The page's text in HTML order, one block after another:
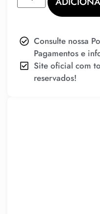
Consulte nossa
Pagamentos e
Site oficial com
reservados!